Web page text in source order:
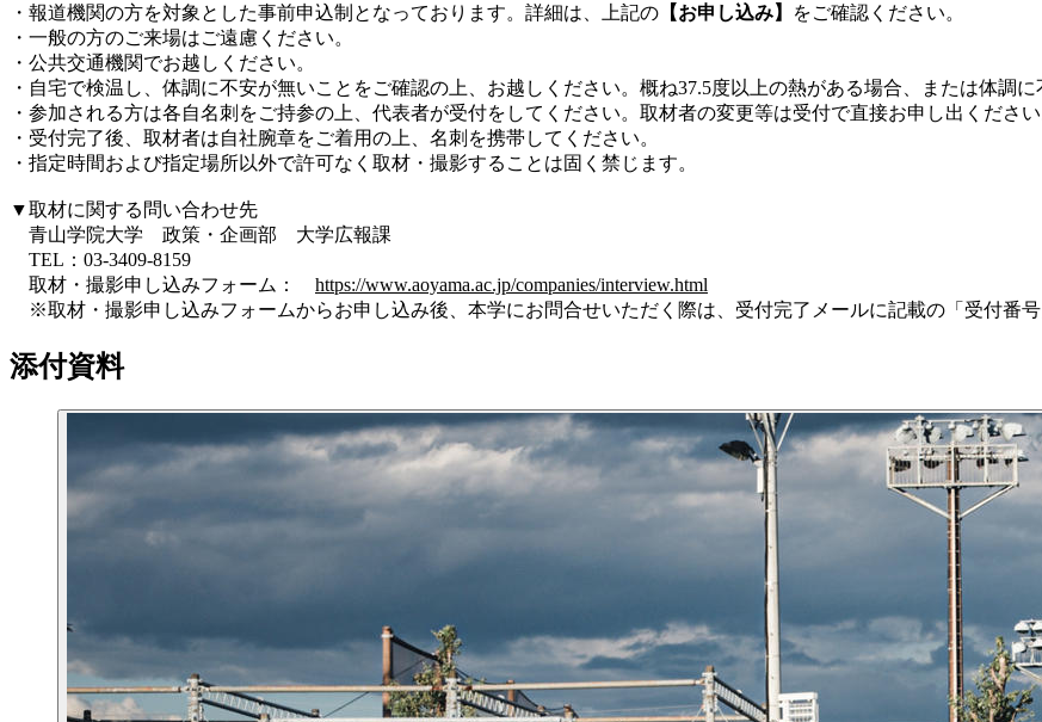
・報道機関の方を対象とした事前申込制となっております。詳細は、上記の 【お申し込み】
をご確認ください。
・一般の方のご来場はご遠慮ください。
・公共交通機関でお越しください。
・自宅で検温し、体調に不安が無いことをご確認の上、お越しください。概ね37.5度以上の熱がある場合、または体調
・参加される方は各自名刺をご持参の上、代表者が受付をしてください。取材者の変更等は受付で直接お申し出ください
・受付完了後、取材者は自社腕章をご着用の上、名刺を携帯してください。
・指定時間および指定場所以外で許可なく取材・撮影することは固く禁じます。
▼取材に関する問い合わせ先
青山学院大学 政策・企画部 大学広報課
TEL：03-3409-8159
取材・撮影申し込みフォーム： https://www.aoyama.ac.jp/companies/interview.html
※取材・撮影申し込みフォームからお申し込み後、本学にお問合せいただく際は、受付完了メールに記載の「受付番号
添付資料